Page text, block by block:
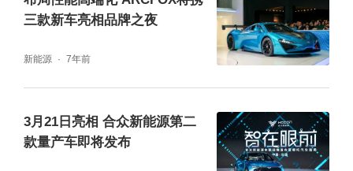
座驾。更可以通过云端数据共享，实现车辆所
有IP化功能设定无缝移植到另一台新车上。
三款新车亮相品牌之夜
新能源 7年前
3月21日亮相 合众新能源第二
款量产车即将发布